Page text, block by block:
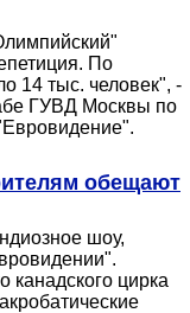
По
14 тыс. человек", -
ГУВД Москвы по
обещают
шоу,
канадского цирка